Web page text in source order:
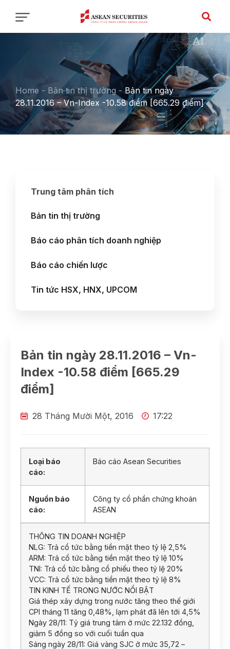
Home - Bản tin thị trường -Bản tin ngày
28.11.2016 – Vn-Index -10.58 điểm [665.29 điểm]
Trung tâm phân tích
Bản tin thị trường
Báo cáo phân tích doanh nghiệp
Báo cáo chiến lược
Tin tức HSX, HNX, UPCOM
Bản tin ngày 28.11.2016 – Vn-
Index -10.58 điểm [665.29
điểm]
28 Tháng Mười Một, 2016 17:22
Loại báo
cáo:
Báo cáo Asean Securities
Nguồn báo
cáo:
Công ty cổ phần chứng khoán
ASEAN
THÔNG TIN DOANH NGHIỆP
NLG: Trả cổ tức bằng tiền mặt theo tỷ lệ 2,5%
ARM: Trả cổ tức bằng tiền mặt theo tỷ lệ 10%
TNI: Trả cổ tức bằng cổ phiếu theo tỷ lệ 20%
VCC: Trả cổ tức bằng tiền mặt theo tỷ lệ 8%
TIN KINH TẾ TRONG NƯỚC NỔI BẬT
Giá thép xây dựng trong nước tăng theo thế giới
CPI tháng 11 tăng 0,48%, lạm phát đã lên tới 4,5%
Ngày 28/11: Tỷ giá trung tâm ở mức 22.132 đồng,
giảm 5 đồng so với cuối tuần qua
Sáng ngày 28/11: Giá vàng SJC ở mức 35,72 –